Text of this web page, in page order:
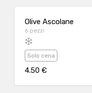
Olive Ascolane
6 pezzi
Solo cena
4.50 €